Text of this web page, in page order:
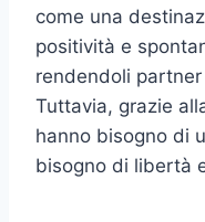
come una
positività e
rendendoli
Tuttavia, grazie
hanno bisogno di
bisogno di libertà